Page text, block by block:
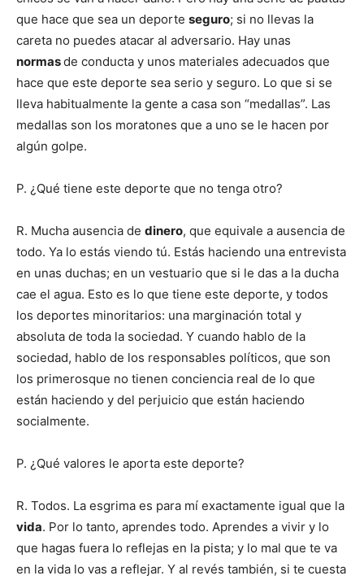
que hace que sea un deporte seguro; si no llevas la
careta no puedes atacar al adversario. Hay unas
normasde conducta y unos materiales adecuados que
hace que este deporte sea serio y seguro. Lo que si se
lleva habitualmente la gente a casa son “medallas”. Las
medallas son los moratones que a uno se le hacen por
algún golpe.
P. ¿Qué tiene este deporte que no tenga otro?
R. Mucha ausencia de dinero, que equivale a ausencia de
todo. Ya lo estás viendo tú. Estás haciendo una entrevista
en unas duchas; en un vestuario que si le das a la ducha
cae el agua. Esto es lo que tiene este deporte, y todos
los deportes minoritarios: una marginación total y
absoluta de toda la sociedad. Y cuando hablo de la
sociedad, hablo de los responsables políticos, que son
los primerosque no tienen conciencia real de lo que
están haciendo y del perjuicio que están haciendo
socialmente.
P. ¿Qué valores le aporta este deporte?
R. Todos. La esgrima es para mí exactamente igual que la
vida. Por lo tanto, aprendes todo. Aprendes a vivir y lo
que hagas fuera lo reflejas en la pista; y lo mal que te va
en la vida lo vas a reflejar. Y al revés también, si te cuesta